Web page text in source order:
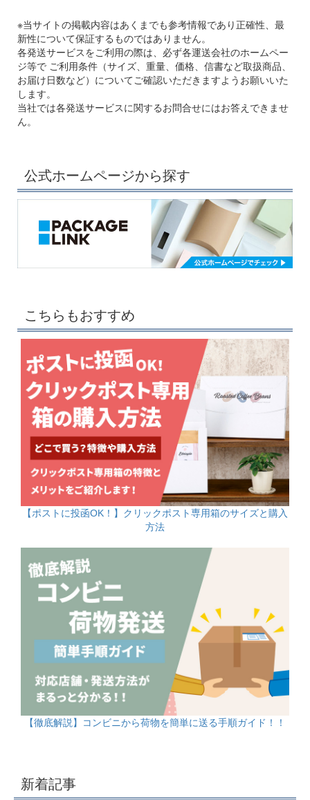
※当サイトの掲載内容はあくまでも参考情報であり正確性、最
新性について保証するものではありません。
各発送サービスをご利用の際は、必ず各運送会社のホームペー
ジ等で ご利用条件（サイズ、重量、価格、信書など取扱商品、
お届け日数など）についてご確認いただきますよう お願いいた
します。
当社では各発送サービスに関するお問合せにはお答えできませ
ん。
公式ホームページから探す
こちらもおすすめ
【ポストに投函OK！】クリックポスト専用箱のサイズと購入
方法
【徹底解説】コンビニから荷物を簡単に送る手順ガイド！！
新着記事